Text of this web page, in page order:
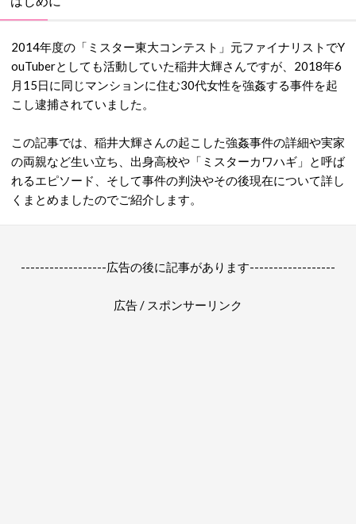
2014年度の「ミスター東大コンテスト」元ファイナリストでY
ouTuberとしても活動していた稲井大輝さんですが、2018年6
月15日に同じマンションに住む30代女性を強姦する事件を起
こし逮捕されていました。
この記事では、稲井大輝さんの起こした強姦事件の詳細や実家
の両親など生い立ち、出身高校や「ミスターカワハギ」と呼ば
れるエピソード、そして事件の判決やその後現在について詳し
くまとめましたのでご紹介します。
------------------広告の後に記事があります------------------
広告 / スポンサーリンク